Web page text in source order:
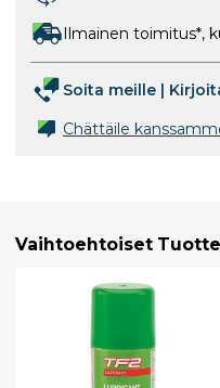
Ilmainen toimitus*,
Soita meille |
Chättäile
Vaihtoehtoiset